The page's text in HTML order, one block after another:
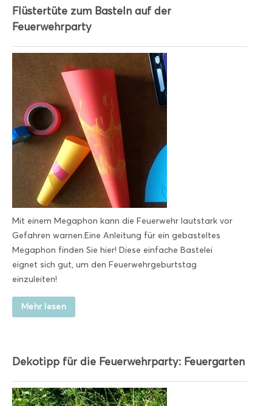
Flüstertüte zum Basteln auf der
Feuerwehrparty
Mit einem Megaphon kann die Feuerwehr lautstark vor
Gefahren warnen.Eine Anleitung für ein gebasteltes
Megaphon finden Sie hier! Diese einfache Bastelei
eignet sich gut, um den Feuerwehrgeburtstag
einzuleiten!
Mehr lesen
Dekotipp für die Feuerwehrparty: Feuergarten